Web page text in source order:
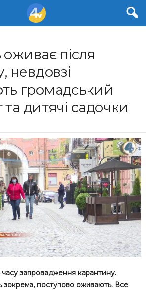
оживає після
невдовзі
громадський
дитячі садочки
часу запровадження карантину.
зокрема, поступово оживають. Все